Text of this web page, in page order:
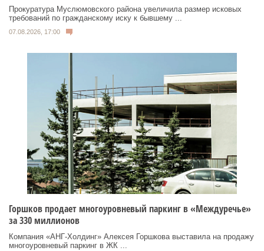
Прокуратура Муслюмовского района увеличила размер исковых
требований по гражданскому иску к бывшему ...
07.08.2026, 17:00
Горшков продает многоуровневый паркинг в «Междуречье»
за 330 миллионов
Компания «АНГ-Холдинг» Алексея Горшкова выставила на продажу
многоуровневый паркинг в ЖК ...